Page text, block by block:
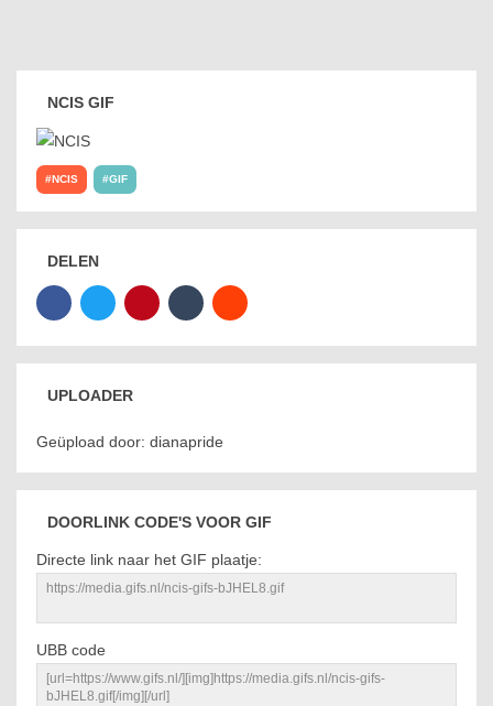
NCIS GIF
NCIS GIF
DELEN
UPLOADER
Geüpload door: dianapride
DOORLINK CODE'S VOOR GIF
Directe link naar het GIF plaatje:
UBB code